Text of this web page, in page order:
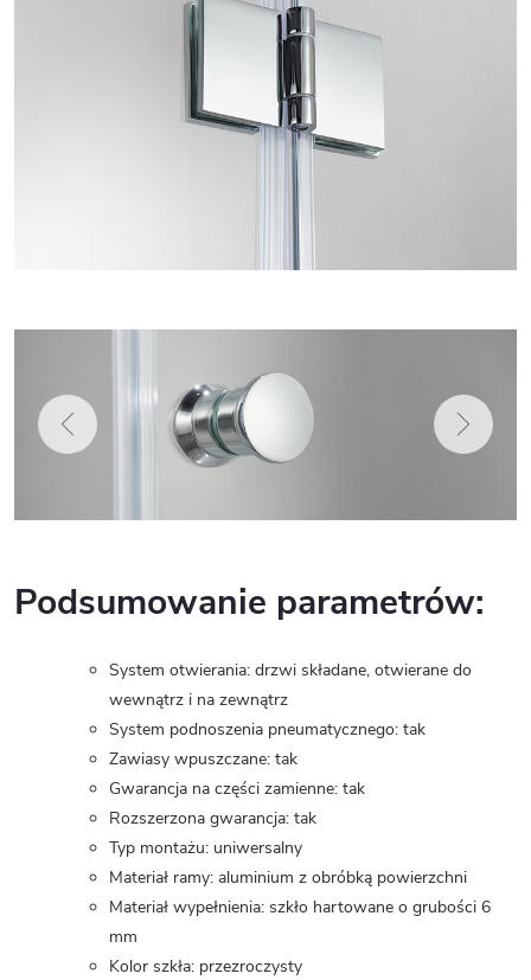
Podsumowanie parametrów:
System otwierania: drzwi składane, otwierane do
wewnątrz i na zewnątrz
System podnoszenia pneumatycznego: tak
Zawiasy wpuszczane: tak
Gwarancja na części zamienne: tak
Rozszerzona gwarancja: tak
Typ montażu: uniwersalny
Materiał ramy: aluminium z obróbką powierzchni
Materiał wypełnienia: szkło hartowane o grubości 6
mm
Kolor szkła: przezroczysty